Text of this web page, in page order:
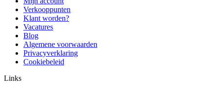
Verkooppunten
Klant worden?
Vacatures
Blog
Algemene voorwaarden
Privacyverklaring
Cookiebeleid
Links